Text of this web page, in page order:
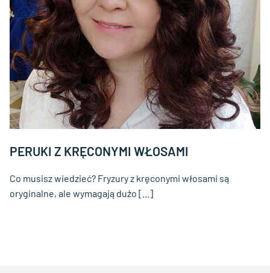
PERUKI Z KRĘCONYMI WŁOSAMI
Co musisz wiedzieć? Fryzury z kręconymi włosami są
oryginalne, ale wymagają dużo [...]